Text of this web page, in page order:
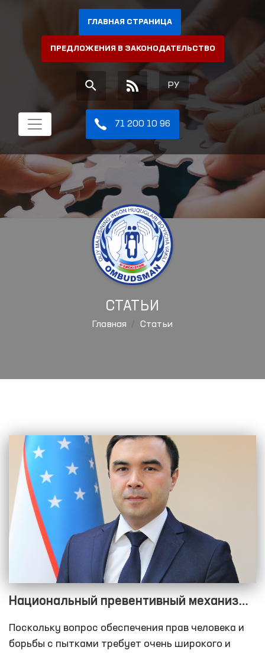
ГЛАВНАЯ СТРАНИЦА
ПРЕДЛОЖЕНИЯ В ЗАКОНОДАТЕЛЬСТВО
РУ
71 200 10 96
СТАТЬИ
Главная Статьи
Национальный превентивный механизм
при Омбудсмане был усовершенствован
Поскольку вопрос обеспечения прав человека и
борьбы с пытками требует очень широкого и